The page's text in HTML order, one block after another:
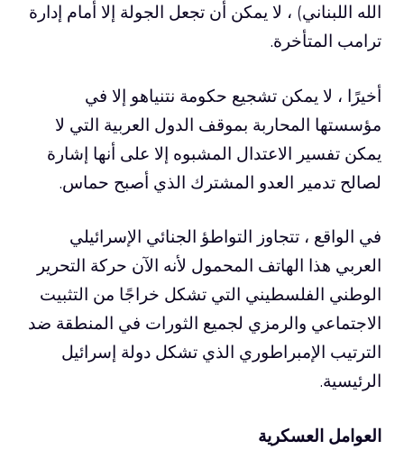
الله اللبناني) ، لا يمكن أن تجعل الجولة إلا أمام إدارة
ترامب المتأخرة.
أخيرًا ، لا يمكن تشجيع حكومة نتنياهو إلا في
مؤسستها المحاربة بموقف الدول العربية التي لا
يمكن تفسير الاعتدال المشبوه إلا على أنها إشارة
لصالح تدمير العدو المشترك الذي أصبح حماس.
في الواقع ، تتجاوز التواطؤ الجنائي الإسرائيلي
العربي هذا الهاتف المحمول لأنه الآن حركة التحرير
الوطني الفلسطيني التي تشكل خراجًا من التثبيت
الاجتماعي والرمزي لجميع الثورات في المنطقة ضد
الترتيب الإمبراطوري الذي تشكل دولة إسرائيل
الرئيسية.
العوامل العسكرية